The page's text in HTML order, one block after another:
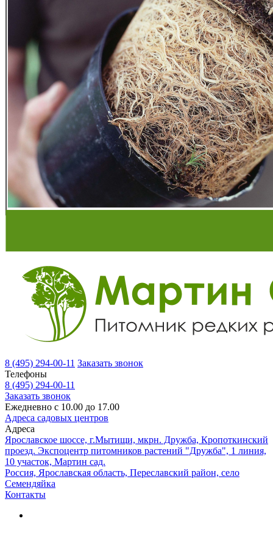
8 (495) 294-00-11 Заказать звонок
Телефоны
8 (495) 294-00-11
Заказать звонок
Ежедневно с 10.00 до 17.00
Адреса садовых центров
Адреса
Ярославское шоссе, г.Мытищи, мкрн. Дружба, Кропоткинский
проезд. Экспоцентр питомников растений "Дружба", 1 линия,
10 участок, Мартин сад.
Россия, Ярославская область, Переславский район, село
Семендяйка
Контакты